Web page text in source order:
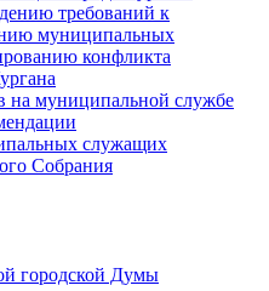
требований к
муниципальных
конфликта
на муниципальной службе
служащих
Cобрания
городской Думы